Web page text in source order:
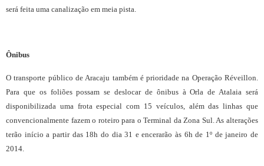
será feita uma canalização em meia pista.
Ônibus
O transporte público de Aracaju também é prioridade na Operação Réveillon.
Para que os foliões possam se deslocar de ônibus à Orla de Atalaia será
disponibilizada uma frota especial com 15 veículos, além das linhas que
convencionalmente fazem o roteiro para o Terminal da Zona Sul. As alterações
terão início a partir das 18h do dia 31 e encerarão às 6h de 1º de janeiro de
2014.